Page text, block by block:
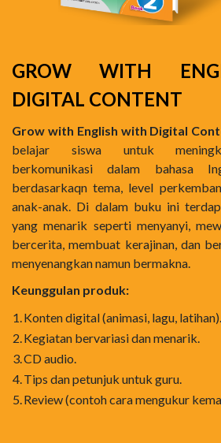
GROW WITH
DIGITAL CONTENT
Grow with English with Digital
belajar siswa untuk
berkomunikasi dalam bahasa
berdasarkaqn tema, level
anak-anak. Di dalam buku ini
yang menarik seperti menyanyi,
bercerita, membuat kerajinan, dan
menyenangkan namun bermakna.
Keunggulan produk:
1.Konten digital (animasi, lagu, latihan).
2.Kegiatan bervariasi dan menarik.
3.CD audio.
4.Tips dan petunjuk untuk guru.
5.Review (contoh cara mengukur